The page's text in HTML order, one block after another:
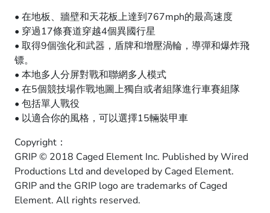
• 在地板、牆壁和天花板上達到767mph的最高速度
• 穿過17條賽道穿越4個異國行星
• 取得9個強化和武器，盾牌和增壓渦輪，導彈和爆炸飛
镖。
• 本地多人分屏對戰和聯網多人模式
• 在5個競技場作戰地圖上獨自或者組隊進行車賽組隊
• 包括單人戰役
• 以適合你的風格，可以選擇15輛裝甲車
Copyright：
GRIP © 2018 Caged Element Inc. Published by Wired
Productions Ltd and developed by Caged Element.
GRIP and the GRIP logo are trademarks of Caged
Element. All rights reserved.